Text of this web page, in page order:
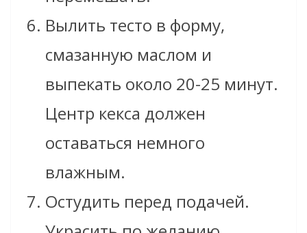
Вылить тесто в форму,
смазанную маслом и
выпекать около 20-25 минут.
Центр кекса должен
оставаться немного
влажным.
Остудить перед подачей.